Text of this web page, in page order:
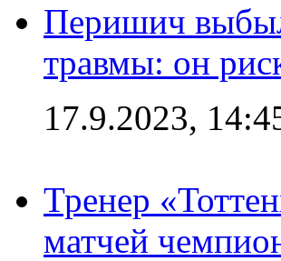
Перишич
травмы: он
17.9.2023,
Тренер
матчей